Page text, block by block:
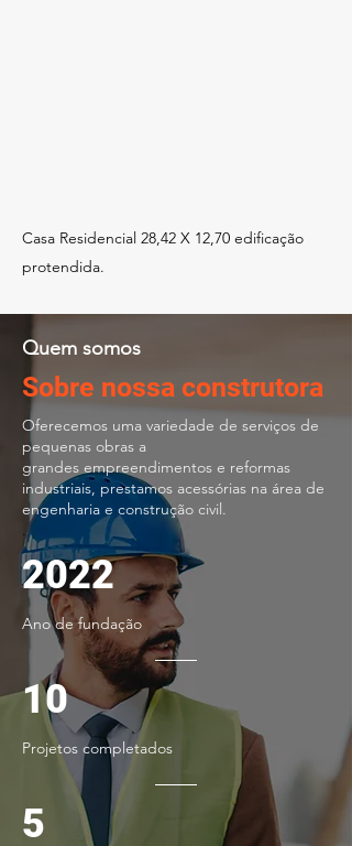
Casa Residencial 28,42 X 12,70 edificação
protendida.
Quem somos
Sobre nossa construtora
Oferecemos uma variedade de serviços de
pequenas obras a
grandes empreendimentos e reformas
industriais, prestamos acessórias na área de
engenharia e construção civil.
.
2022
Ano de fundação
10
Projetos completados
5